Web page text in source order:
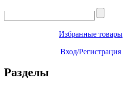
Избранные товары
Вход/Регистрация
Разделы